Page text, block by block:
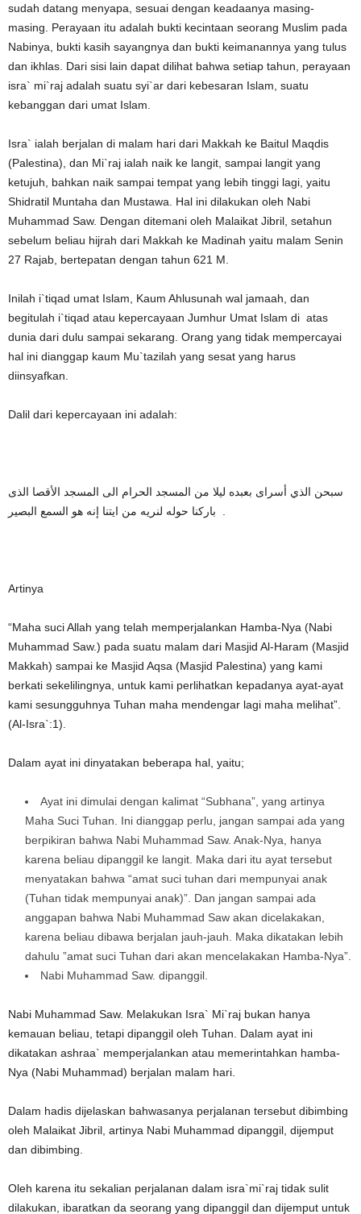
sudah datang menyapa, sesuai dengan keadaanya masing-
masing. Perayaan itu adalah bukti kecintaan seorang Muslim pada
Nabinya, bukti kasih sayangnya dan bukti keimanannya yang tulus
dan ikhlas. Dari sisi lain dapat dilihat bahwa setiap tahun, perayaan
isra` mi`raj adalah suatu syi`ar dari kebesaran Islam, suatu
kebanggan dari umat Islam.
Isra` ialah berjalan di malam hari dari Makkah ke Baitul Maqdis
(Palestina), dan Mi`raj ialah naik ke langit, sampai langit yang
ketujuh, bahkan naik sampai tempat yang lebih tinggi lagi, yaitu
Shidratil Muntaha dan Mustawa. Hal ini dilakukan oleh Nabi
Muhammad Saw. Dengan ditemani oleh Malaikat Jibril, setahun
sebelum beliau hijrah dari Makkah ke Madinah yaitu malam Senin
27 Rajab, bertepatan dengan tahun 621 M.
Inilah i`tiqad umat Islam, Kaum Ahlusunah wal jamaah, dan
begitulah i`tiqad atau kepercayaan Jumhur Umat Islam di atas
dunia dari dulu sampai sekarang. Orang yang tidak mempercayai
hal ini dianggap kaum Mu`tazilah yang sesat yang harus
diinsyafkan.
Dalil dari kepercayaan ini adalah:
سبحن الذي أسراى بعبده ليلا من المسجد الحرام الى المسجد الأقصا الذى
Artinya
“Maha suci Allah yang telah memperjalankan Hamba-Nya (Nabi
Muhammad Saw.) pada suatu malam dari Masjid Al-Haram (Masjid
Makkah) sampai ke Masjid Aqsa (Masjid Palestina) yang kami
berkati sekelilingnya, untuk kami perlihatkan kepadanya ayat-ayat
kami sesungguhnya Tuhan maha mendengar lagi maha melihat”.
(Al-Isra`:1).
Dalam ayat ini dinyatakan beberapa hal, yaitu;
Ayat ini dimulai dengan kalimat “Subhana”, yang artinya
Maha Suci Tuhan. Ini dianggap perlu, jangan sampai ada yang
berpikiran bahwa Nabi Muhammad Saw. Anak-Nya, hanya
karena beliau dipanggil ke langit. Maka dari itu ayat tersebut
menyatakan bahwa “amat suci tuhan dari mempunyai anak
(Tuhan tidak mempunyai anak)”. Dan jangan sampai ada
anggapan bahwa Nabi Muhammad Saw akan dicelakakan,
karena beliau dibawa berjalan jauh-jauh. Maka dikatakan lebih
dahulu ”amat suci Tuhan dari akan mencelakakan Hamba-Nya”.
Nabi Muhammad Saw. dipanggil.
Nabi Muhammad Saw. Melakukan Isra` Mi`raj bukan hanya
kemauan beliau, tetapi dipanggil oleh Tuhan. Dalam ayat ini
dikatakan ashraa` memperjalankan atau memerintahkan hamba-
Nya (Nabi Muhammad) berjalan malam hari.
Dalam hadis dijelaskan bahwasanya perjalanan tersebut dibimbing
oleh Malaikat Jibril, artinya Nabi Muhammad dipanggil, dijemput
dan dibimbing.
Oleh karena itu sekalian perjalanan dalam isra`mi`raj tidak sulit
dilakukan, ibaratkan da seorang yang dipanggil dan dijemput untuk